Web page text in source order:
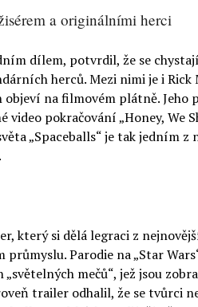
a originálními herci
dílem, potvrdil, že se
herců. Mezi nimi je i Rick
na filmovém plátně. Jeho
pokračování „Honey, We
„Spaceballs“ je tak jedním z
který si dělá legraci z
Parodie na „Star
mečů“, jež jsou
trailer odhalil, že se tvůrci